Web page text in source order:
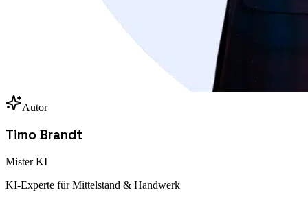
Autor
Timo Brandt
Mister KI
KI-Experte für Mittelstand & Handwerk